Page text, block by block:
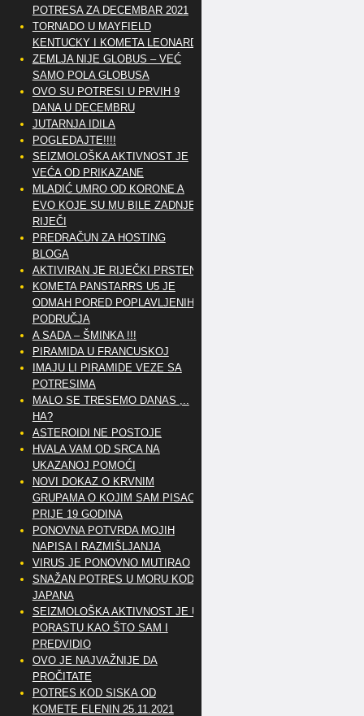
POTRESA ZA DECEMBAR 2021
TORNADO U MAYFIELD
KENTUCKY I KOMETA LEONARD
ZEMLJA NIJE GLOBUS – VEĆ
SAMO POLA GLOBUSA
OVO SU POTRESI U PRVIH 9
DANA U DECEMBRU
JUTARNJA IDILA
POGLEDAJTE!!!!
SEIZMOLOŠKA AKTIVNOST JE
VEĆA OD PRIKAZANE
MLADIĆ UMRO OD KORONE A
EVO KOJE SU MU BILE ZADNJE
RIJEČI
PREDRAČUN ZA HOSTING
BLOGA
AKTIVIRAN JE RIJEČKI PRSTEN
KOMETA PANSTARRS U5 JE
ODMAH PORED POPLAVLJENIH
PODRUČJA
A SADA – ŠMINKA !!!
PIRAMIDA U FRANCUSKOJ
IMAJU LI PIRAMIDE VEZE SA
POTRESIMA
MALO SE TRESEMO DANAS ,..
HA?
ASTEROIDI NE POSTOJE
HVALA VAM OD SRCA NA
UKAZANOJ POMOĆI
NOVI DOKAZ O KRVNIM
GRUPAMA O KOJIM SAM PISAO
PRIJE 19 GODINA
PONOVNA POTVRDA MOJIH
NAPISA I RAZMIŠLJANJA
VIRUS JE PONOVNO MUTIRAO
SNAŽAN POTRES U MORU KOD
JAPANA
SEIZMOLOŠKA AKTIVNOST JE U
PORASTU KAO ŠTO SAM I
PREDVIDIO
OVO JE NAJVAŽNIJE DA
PROČITATE
POTRES KOD SISKA OD
KOMETE ELENIN 25.11.2021